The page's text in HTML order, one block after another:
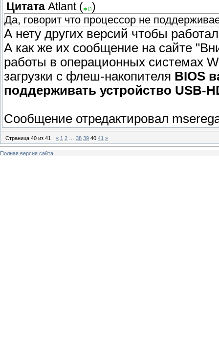
Цитата Atlant(
)
Да, говорит что процессор не
А нету других версий чтобы
А как же их сообщение на сайте
работы в операционных системах
загрузки с флеш-накопителя BIOS
поддерживать устройство USB-
Сообщение отредактировал
Страница 40 из 41 « 1 2 38 39 40 41 »
Полная версия сайта